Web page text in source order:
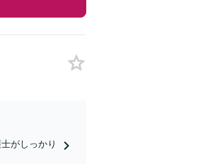
がしっかり